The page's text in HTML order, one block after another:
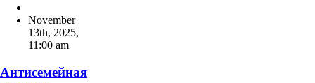
November
13th, 2025,
11:00 am
Антисемейная